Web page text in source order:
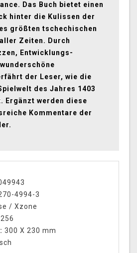
Das Buch bietet einen
hinter die Kulissen der
größten tschechischen
Zeiten. Durch
Entwicklungs-
der Leser, wie die
des Jahres 1403
Ergänzt werden diese
Kommentare der
4994-3
/ Xzone
256
300 X 230 mm